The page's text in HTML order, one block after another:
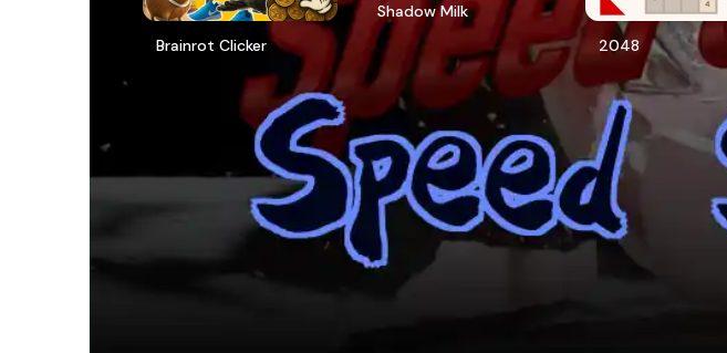
Brainrot Clicker
Shadow Milk
2048